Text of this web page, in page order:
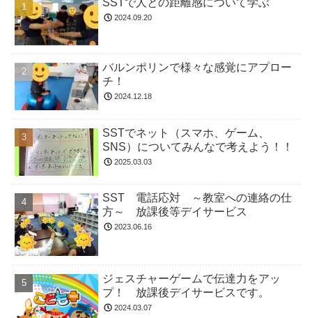
SSTで人との距離感について学ぶ
2024.09.20
バルンポリンで様々な感覚にアプロー
チ！
2024.12.18
SSTでネット（スマホ、ゲーム、
SNS）についてみんなで考えよう！！
2025.03.03
SST 電話応対 ～教室への連絡の仕
方～ 放課後等デイサービス
2023.06.16
ジェスチャーゲームで伝達力をアッ
プ！ 放課後デイサービスです。
2024.03.07